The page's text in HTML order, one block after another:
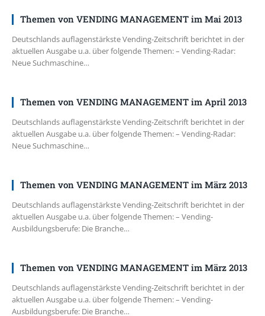
Themen von VENDING MANAGEMENT im Mai 2013
Deutschlands auflagenstärkste Vending-Zeitschrift berichtet in der
aktuellen Ausgabe u.a. über folgende Themen: – Vending-Radar:
Neue Suchmaschine…
Themen von VENDING MANAGEMENT im April 2013
Deutschlands auflagenstärkste Vending-Zeitschrift berichtet in der
aktuellen Ausgabe u.a. über folgende Themen: – Vending-Radar:
Neue Suchmaschine…
Themen von VENDING MANAGEMENT im März 2013
Deutschlands auflagenstärkste Vending-Zeitschrift berichtet in der
aktuellen Ausgabe u.a. über folgende Themen: – Vending-
Ausbildungsberufe: Die Branche…
Themen von VENDING MANAGEMENT im März 2013
Deutschlands auflagenstärkste Vending-Zeitschrift berichtet in der
aktuellen Ausgabe u.a. über folgende Themen: – Vending-
Ausbildungsberufe: Die Branche…